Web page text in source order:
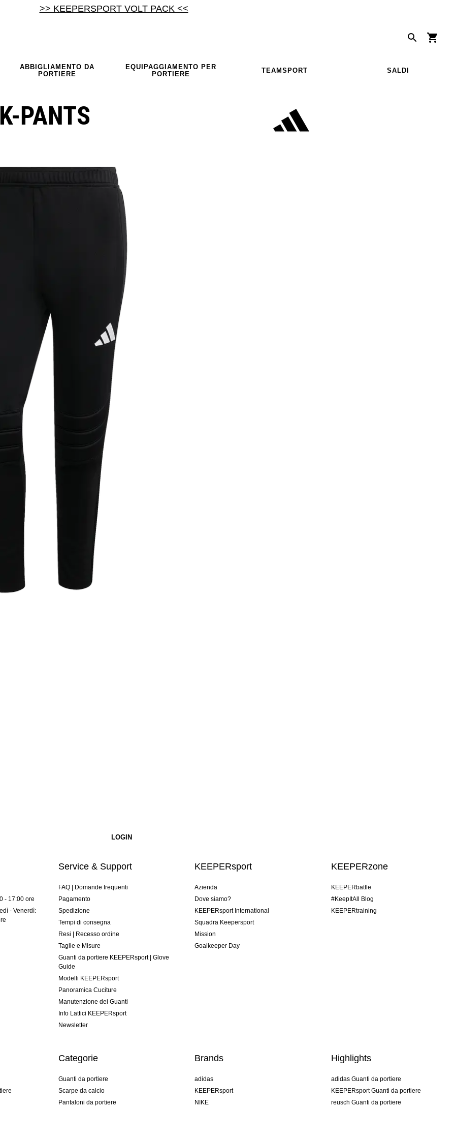
>> KEEPERSPORT VOLT PACK <<
ABBIGLIAMENTO DA
PORTIERE
EQUIPAGGIAMENTO PER
PORTIERE
TEAMSPORT SALDI
PANTS
- 17:00 ore
- Venerdì:
Service & Support
FAQ | Domande frequenti
Pagamento
Spedizione
Tempi di consegna
Resi | Recesso ordine
Taglie e Misure
Guanti da portiere KEEPERsport | Glove
Guide
Modelli KEEPERsport
Panoramica Cuciture
Manutenzione dei Guanti
Info Lattici KEEPERsport
Newsletter
KEEPERsport
Azienda
Dove siamo?
KEEPERsport International
Squadra Keepersport
Mission
Goalkeeper Day
KEEPERzone
KEEPERbattle
#KeepItAll Blog
KEEPERtraining
Categorie
Guanti da portiere
Scarpe da calcio
Pantaloni da portiere
Brands
adidas
KEEPERsport
NIKE
Highlights
adidas Guanti da portiere
KEEPERsport Guanti da portiere
reusch Guanti da portiere